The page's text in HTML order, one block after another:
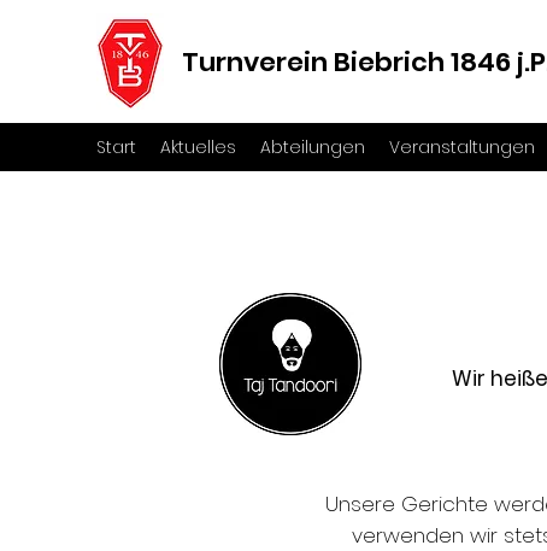
Turnverein Biebrich 1846
Start Aktuelles Abteilungen Veranstaltungen
Wir
Unsere Gerichte
verwenden wir